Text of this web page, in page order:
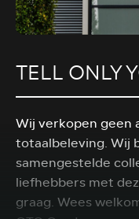
TELL ONLY
Wij verkopen geen
totaalbeleving. Wij
samengestelde
liefhebbers met
graag. Wees